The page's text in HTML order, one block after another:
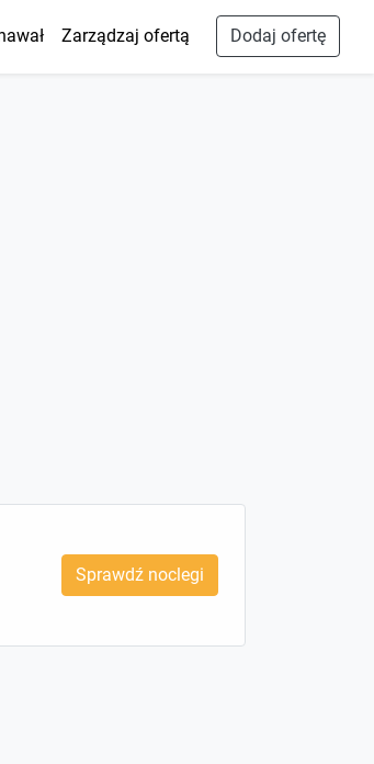
Zarządzaj ofertą Dodaj ofertę
Sprawdź noclegi